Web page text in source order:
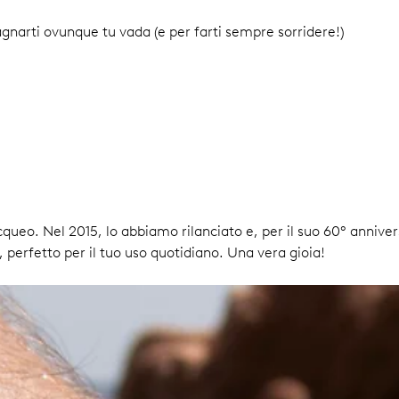
ovunque tu vada (e per farti sempre sorridere!)
Nel 2015, lo abbiamo rilanciato e, per il suo 60°
per il tuo uso quotidiano. Una vera gioia!